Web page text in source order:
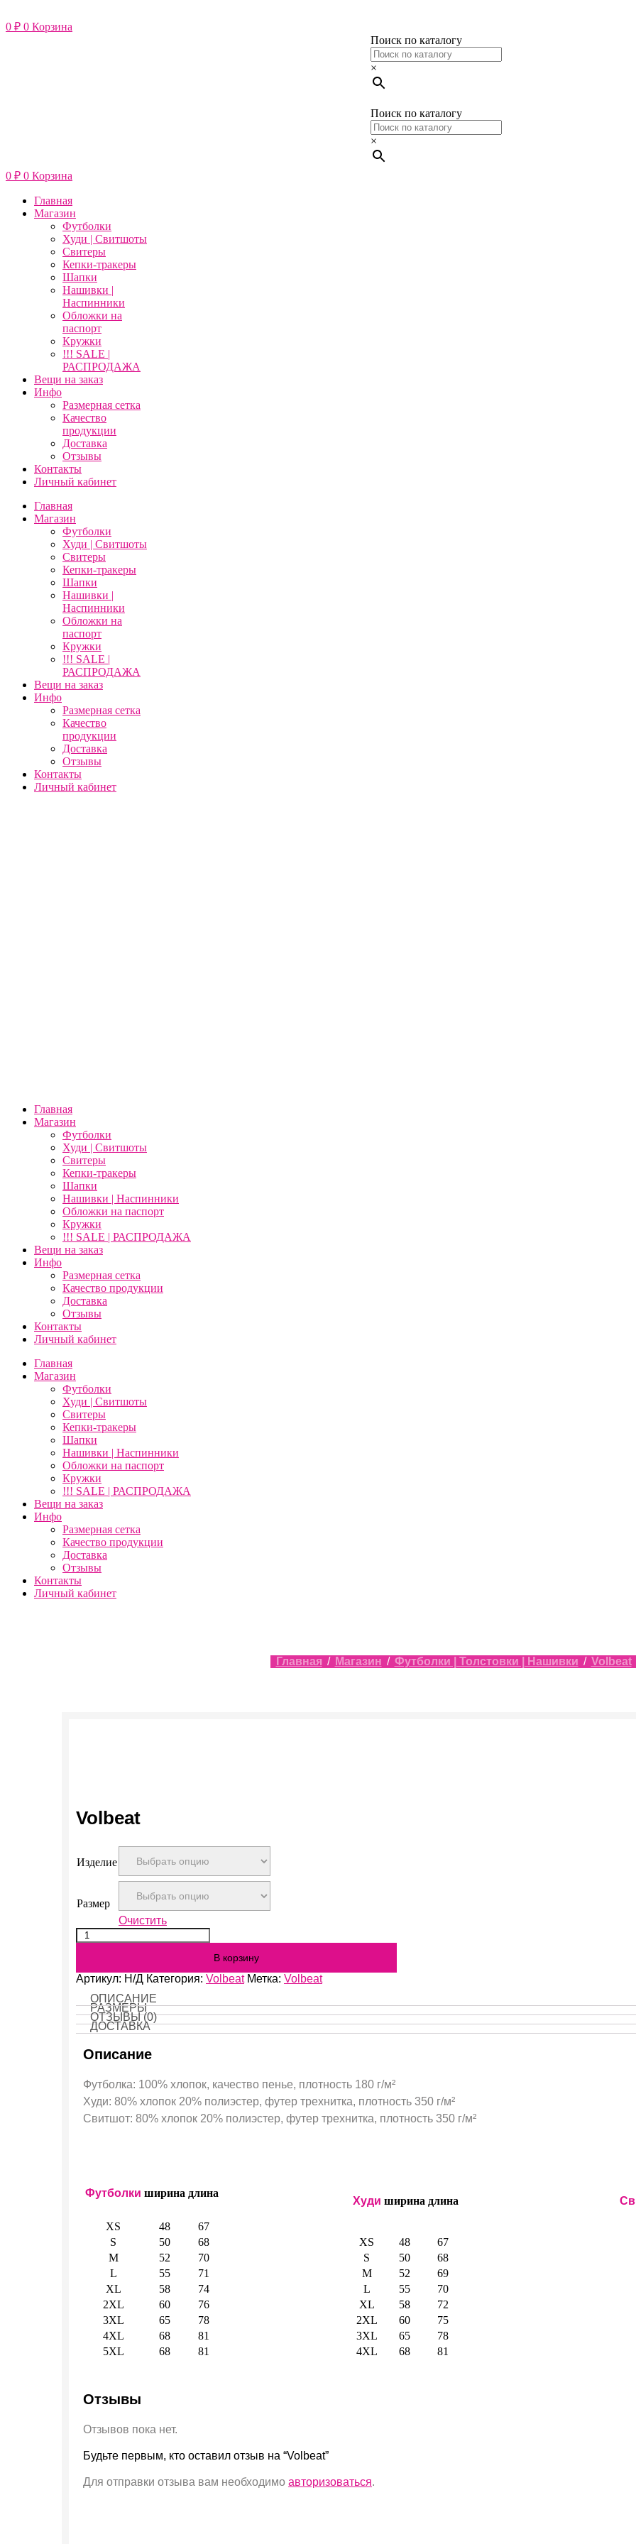
к
содержимому
0 ₽ 0 Корзина
Поиск по каталогу
×
Поиск по каталогу
×
0 ₽ 0 Корзина
Главная
Магазин
Футболки
Худи | Свитшоты
Свитеры
Кепки-тракеры
Шапки
Нашивки |
Наспинники
Обложки на
паспорт
Кружки
!!! SALE |
РАСПРОДАЖА
Вещи на заказ
Инфо
Размерная сетка
Качество
продукции
Доставка
Отзывы
Контакты
Личный кабинет
Главная
Магазин
Футболки
Худи | Свитшоты
Свитеры
Кепки-тракеры
Шапки
Нашивки |
Наспинники
Обложки на
паспорт
Кружки
!!! SALE |
РАСПРОДАЖА
Вещи на заказ
Инфо
Размерная сетка
Качество
продукции
Доставка
Отзывы
Контакты
Личный кабинет
Главная
Магазин
Футболки
Худи | Свитшоты
Свитеры
Кепки-тракеры
Шапки
Нашивки | Наспинники
Обложки на паспорт
Кружки
!!! SALE | РАСПРОДАЖА
Вещи на заказ
Инфо
Размерная сетка
Качество продукции
Доставка
Отзывы
Контакты
Личный кабинет
Главная
Магазин
Футболки
Худи | Свитшоты
Свитеры
Кепки-тракеры
Шапки
Нашивки | Наспинники
Обложки на паспорт
Кружки
!!! SALE | РАСПРОДАЖА
Вещи на заказ
Инфо
Размерная сетка
Качество продукции
Доставка
Отзывы
Контакты
Личный кабинет
Главная / Магазин / Футболки | Толстовки | Нашивки / Volbeat
Volbeat
Изделие
Размер
Очистить
Количество
Volbeat
В корзину
Артикул: Н/Д Категория: Volbeat Метка: Volbeat
ОПИСАНИЕ
РАЗМЕРЫ
ОТЗЫВЫ (0)
ДОСТАВКА
Описание
Футболка: 100% хлопок, качество пенье, плотность 180 г/м²
Худи: 80% хлопок 20% полиэстер, футер трехнитка, плотность 350 г/м²
Свитшот: 80% хлопок 20% полиэстер, футер трехнитка, плотность 350 г/м²
Футболки ширина длина
XS 48
67
S
50
68
M
52
70
L
55
71
XL
58
74
2XL
60
76
3XL
65
78
4XL
68
81
5XL
68 81
Худи ширина длина
XS 48
67
S
50
68
M
52
69
L
55
70
XL
58
72
2XL
60
75
3XL
65
78
4XL
68 81
Отзывы
Отзывов пока нет.
Будьте первым, кто оставил отзыв на “Volbeat”
Для отправки отзыва вам необходимо авторизоваться.